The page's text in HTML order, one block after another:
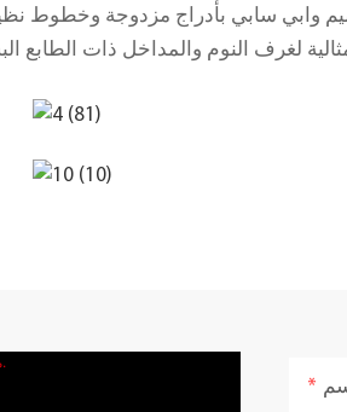
وابي سابي بأدراج مزدوجة وخطوط